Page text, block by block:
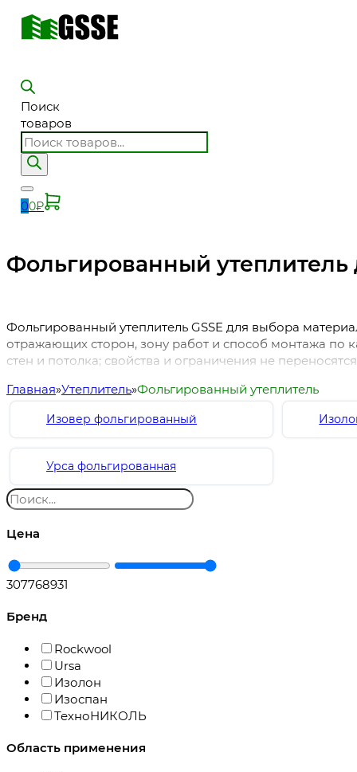
Поиск
товаров
00₽
Фольгированный утеплитель
Фольгированный утеплитель GSSE для выбора
отражающих сторон, зону работ и способ монтажа по
стен и потолка; свойства и ограничения не
Главная Утеплитель Фольгированный утеплитель
Изовер фольгированный
Урса фольгированная
Цена
307768931
Бренд
Rockwool
Ursa
Изолон
Изоспан
ТехноНИКОЛЬ
Область применения